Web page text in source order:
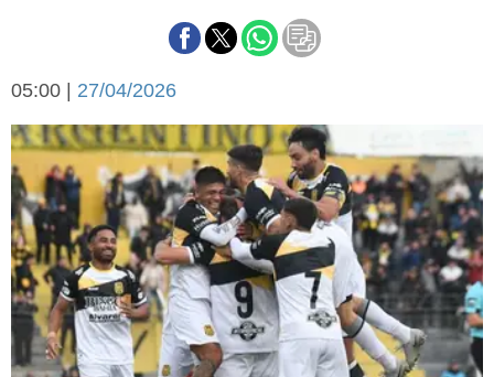
Aplausos
Cines
Economía y campo
Espacio empresas
Sociedad y tiempo
libre
Sociedad
Tecnología
Turismo
Salud
Es viral
El tiempo
Cartón Lleno
05:00 | 27/04/2026